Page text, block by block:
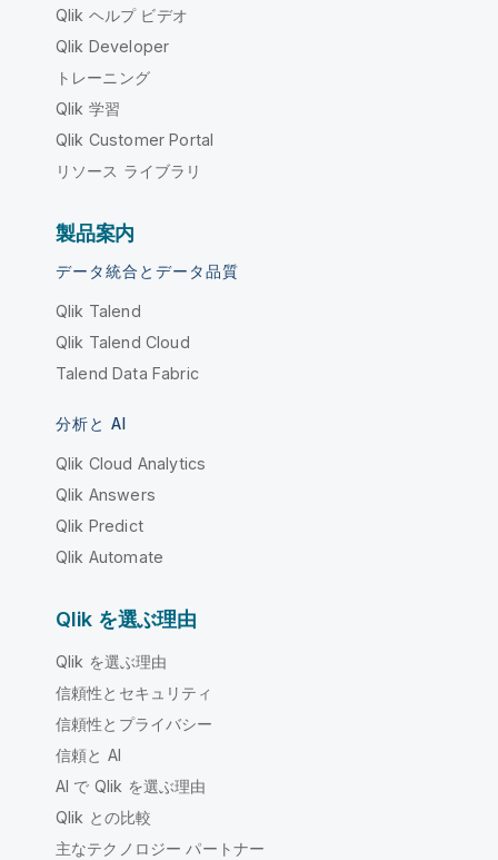
Qlik ヘルプ ビデオ
Qlik Developer
トレーニング
Qlik 学習
Qlik Customer Portal
リソース ライブラリ
製品案内
データ統合とデータ品質
Qlik Talend
Qlik Talend Cloud
Talend Data Fabric
分析と AI
Qlik Cloud Analytics
Qlik Answers
Qlik Predict
Qlik Automate
Qlik を選ぶ理由
Qlik を選ぶ理由
信頼性とセキュリティ
信頼性とプライバシー
信頼と AI
AI で Qlik を選ぶ理由
Qlik との比較
主なテクノロジー パートナー